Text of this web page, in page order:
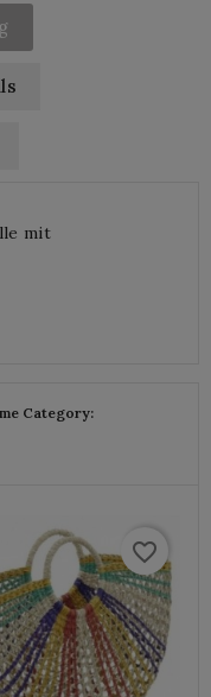
mit
Category:
favorite_border